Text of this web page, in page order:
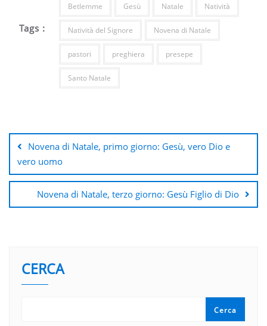
Tags :
Betlemme Gesù Natale Natività
Natività del Signore Novena di Natale
pastori preghiera presepe
Santo Natale
articoli
Novena di Natale, primo giorno: Gesù, vero Dio e
vero uomo
Novena di Natale, terzo giorno: Gesù Figlio di Dio
CERCA
Cerca